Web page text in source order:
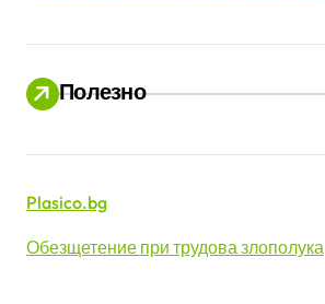
Полезно
Plasico.bg
Обезщетение при трудова злополука